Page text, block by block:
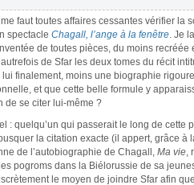
faut toutes affaires cessantes vérifier la
spectacle Chagall, l’ange à la fenêtre. Je
de toutes pièces, du moins
de Sfar les deux tomes du récit
lui finalement, moins une biographie
et que cette belle formule y
de se citer lui-même ?
: quelqu’un qui passerait le long de cette
la citation exacte (il appert, grâce à
de l’autobiographie de Chagall, Ma vie,
pogroms dans la Biélorussie de sa
le moyen de joindre Sfar afin